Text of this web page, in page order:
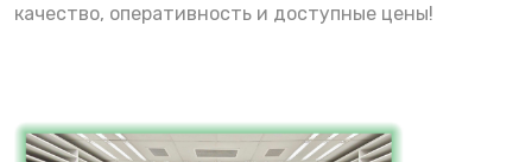
качество, оперативность и доступные цены!